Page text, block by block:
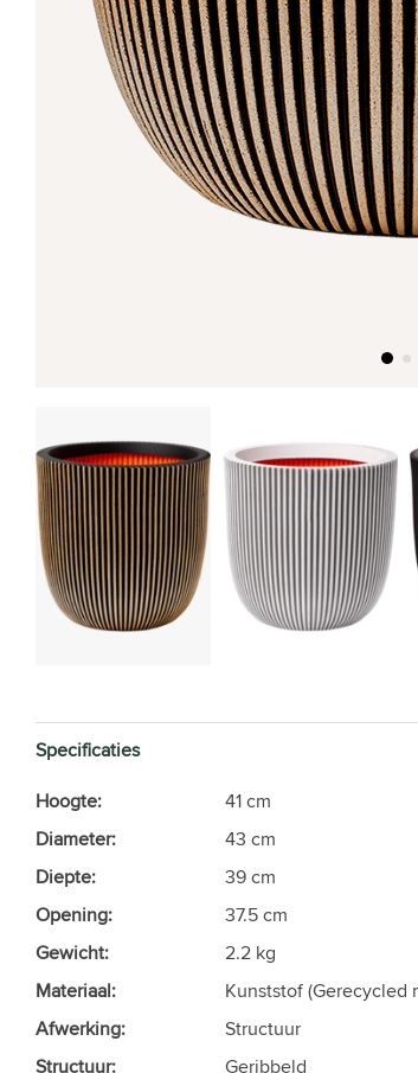
Specificaties
Hoogte:
41 cm
Diameter:
43 cm
Diepte:
39 cm
Opening:
37.5 cm
Gewicht:
2.2 kg
Materiaal:
Kunststof (Gerecycled
Afwerking:
Structuur
Structuur:
Geribbeld